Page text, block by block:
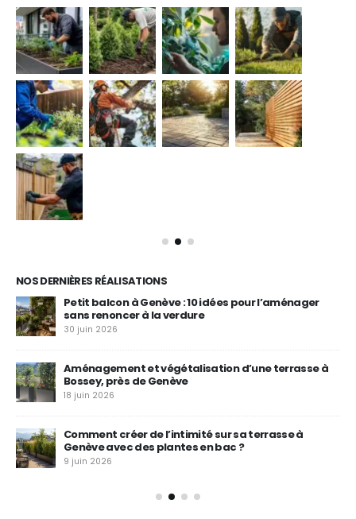
NOS DERNIÈRES RÉALISATIONS
Petit balcon à Genève : 10 idées pour l’aménager
sans renoncer à la verdure
30 juin 2026
Aménagement et végétalisation d’une terrasse à
Bossey, près de Genève
18 juin 2026
Comment créer de l’intimité sur sa terrasse à
Genève avec des plantes en bac ?
9 juin 2026